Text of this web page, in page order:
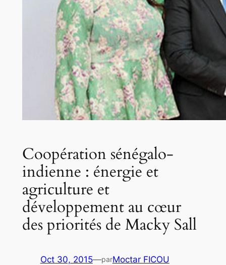
Coopération sénégalo-
indienne : énergie et
agriculture et
développement au cœur
des priorités de Macky Sall
Oct 30, 2015—parMoctar FICOU